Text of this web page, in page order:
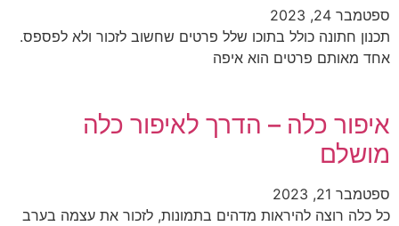
ספטמבר 24, 2023
תכנון חתונה כולל בתוכו שלל פרטים שחשוב לזכור ולא לפספס.
אחד מאותם פרטים הוא איפה
איפור כלה – הדרך לאיפור כלה
מושלם
ספטמבר 21, 2023
כל כלה רוצה להיראות מדהים בתמונות, לזכור את עצמה בערב